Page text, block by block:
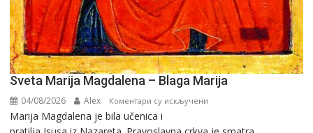
Sveta Marija Magdalena – Blaga Marija
04/08/2026 Alex Коментари су искључени
Marija
Marija Magdalena je bila učenica i